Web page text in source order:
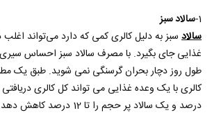
1- سالاد سبز
سالاد سبز به دلیل کالری کمی که دارد می‌تواند
غذایی جای بگیرد. با مصرف سالاد سبز احساس
طول روز دچار بحران گرسنگی نمی شوید. طبق یک
درصد و یک سالاد پر حجم را تا 12 درصد کاهش دهد.